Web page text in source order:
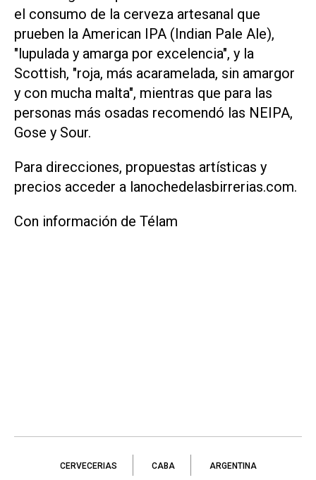
el consumo de la cerveza artesanal que
prueben la American IPA (Indian Pale Ale),
"lupulada y amarga por excelencia", y la
Scottish, "roja, más acaramelada, sin amargor
y con mucha malta", mientras que para las
personas más osadas recomendó las NEIPA,
Gose y Sour.
Para direcciones, propuestas artísticas y
precios acceder a lanochedelasbirrerias.com.
Con información de Télam
CERVECERIAS CABA ARGENTINA